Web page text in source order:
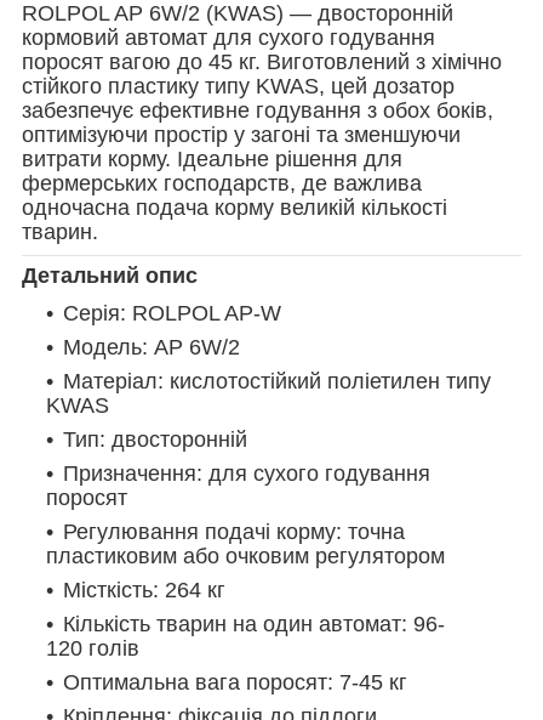
ROLPOL AP 6W/2 (KWAS) — двосторонній
кормовий автомат для сухого годування
поросят вагою до 45 кг. Виготовлений з хімічно
стійкого пластику типу KWAS, цей дозатор
забезпечує ефективне годування з обох боків,
оптимізуючи простір у загоні та зменшуючи
витрати корму. Ідеальне рішення для
фермерських господарств, де важлива
одночасна подача корму великій кількості
тварин.
Детальний опис
Серія: ROLPOL AP-W
Модель: AP 6W/2
Матеріал: кислотостійкий поліетилен типу
KWAS
Тип: двосторонній
Призначення: для сухого годування
поросят
Регулювання подачі корму: точна
пластиковим або очковим регулятором
Місткість: 264 кг
Кількість тварин на один автомат: 96-
120 голів
Оптимальна вага поросят: 7-45 кг